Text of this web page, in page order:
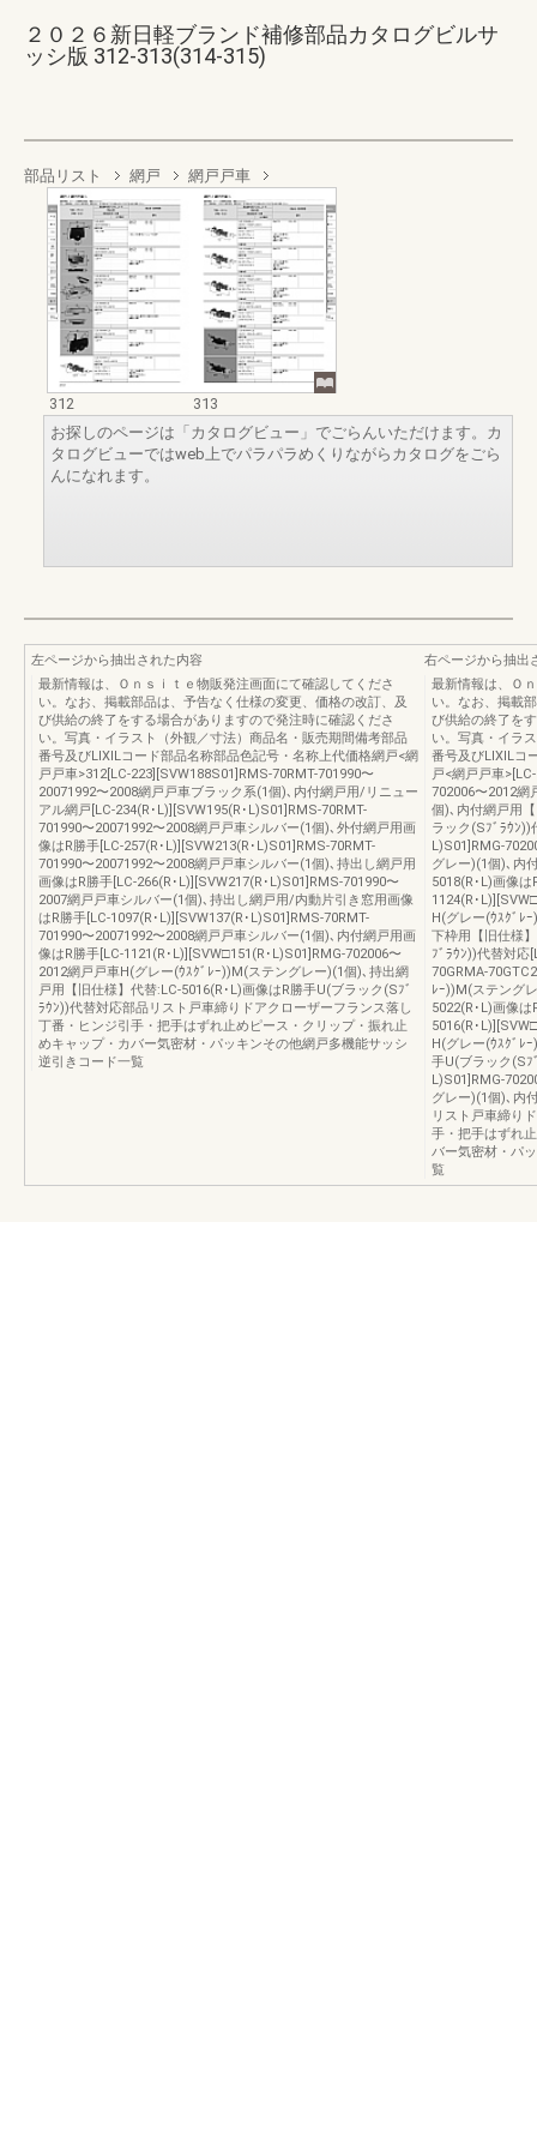
２０２６新日軽ブランド補修部品カタログビルサ
ッシ版 312-313(314-315)
部品リスト 網戸 網戸戸車
312
313
お探しのページは「カタログビュー」でごらんいただけます。カ
タログビューではweb上でパラパラめくりながらカタログをごら
んになれます。
左ページから抽出された内容
最新情報は、Ｏｎｓｉｔｅ物販発注画面にて確認してくださ
い。なお、掲載部品は、予告なく仕様の変更、価格の改訂、及
び供給の終了をする場合がありますので発注時に確認くださ
い。写真・イラスト（外観／寸法）商品名・販売期間備考部品
番号及びLIXILコード部品名称部品色記号・名称上代価格網戸<網
戸戸車>312[LC-223][SVW188S01]RMS-70RMT-701990〜
20071992〜2008網戸戸車ブラック系(1個)､内付網戸用/リニュー
アル網戸[LC-234(R･L)][SVW195(R･L)S01]RMS-70RMT-
701990〜20071992〜2008網戸戸車シルバー(1個)､外付網戸用画
像はR勝手[LC-257(R･L)][SVW213(R･L)S01]RMS-70RMT-
701990〜20071992〜2008網戸戸車シルバー(1個)､持出し網戸用
画像はR勝手[LC-266(R･L)][SVW217(R･L)S01]RMS-701990〜
2007網戸戸車シルバー(1個)､持出し網戸用/内動片引き窓用画像
はR勝手[LC-1097(R･L)][SVW137(R･L)S01]RMS-70RMT-
701990〜20071992〜2008網戸戸車シルバー(1個)､内付網戸用画
像はR勝手[LC-1121(R･L)][SVW□151(R･L)S01]RMG-702006〜
2012網戸戸車H(グレー(ｳｽｸﾞﾚｰ))M(ステングレー)(1個)､持出網
戸用【旧仕様】代替:LC-5016(R･L)画像はR勝手U(ブラック(Sﾌﾞ
ﾗｳﾝ))代替対応部品リスト戸車締りドアクローザーフランス落し
丁番・ヒンジ引手・把手はずれ止めピース・クリップ・振れ止
めキャップ・カバー気密材・パッキンその他網戸多機能サッシ
逆引きコード一覧
右ページから抽出
最新情報は、Ｏ
い。なお、掲載
び供給の終了を
い。写真・イラ
番号及びLIXILコ
戸<網戸戸車
702006〜2012網
個)､内付網戸用
ラック(Sﾌﾞﾗｳﾝ))
L)S01]RMG-
グレー)(1個)､内
5018(R･L)画像
1124(R･
H(グレー(ｳｽｸﾞﾚ
下枠用【旧仕様
ﾌﾞﾗｳﾝ))代替対応
70GRMA-
ﾚｰ))M(ステング
5022(R･L)画像
5016(R･
H(グレー(ｳｽｸﾞﾚ
手U(ブラック(Sﾌ
L)S01]RMG-
グレー)(1個)､内
リスト戸車締り
手・把手はずれ
バー気密材・パ
覧